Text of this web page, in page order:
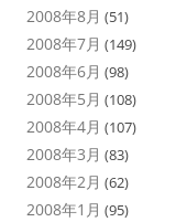
2008年8月 (51)
2008年7月 (149)
2008年6月 (98)
2008年5月 (108)
2008年4月 (107)
2008年3月 (83)
2008年2月 (62)
2008年1月 (95)